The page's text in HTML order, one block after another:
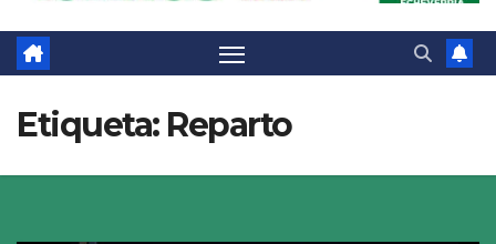
Etiqueta: Reparto